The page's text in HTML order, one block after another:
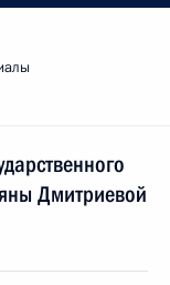
Дмитриевой